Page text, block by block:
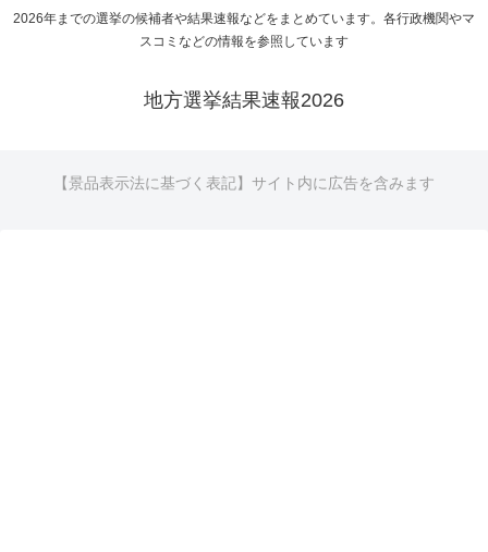
2026年までの選挙の候補者や結果速報などをまとめています。各行政機関やマ
スコミなどの情報を参照しています
地方選挙結果速報2026
【景品表示法に基づく表記】サイト内に広告を含みます